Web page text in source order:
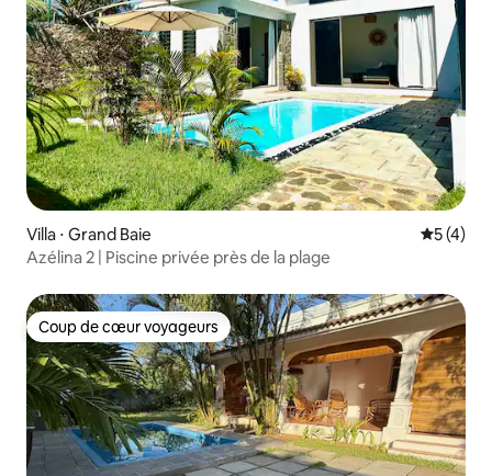
Villa ⋅ Grand Baie
5 (4)
Azélina 2 | Piscine privée près de la plage
Coup de cœur voyageurs
Coup de cœur voyageurs